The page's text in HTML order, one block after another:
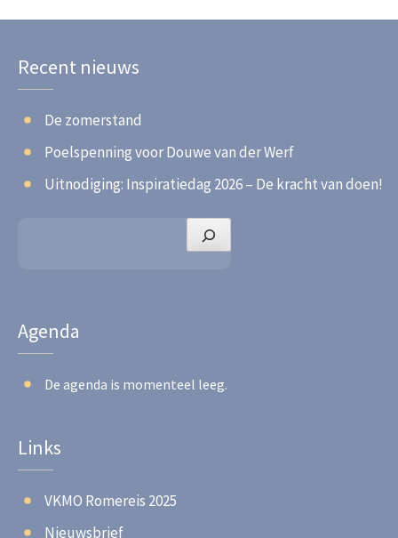
Recent nieuws
De zomerstand
Poelspenning voor Douwe van der Werf
Uitnodiging: Inspiratiedag 2026 – De kracht van doen!
Agenda
De agenda is momenteel leeg.
Links
VKMO Romereis 2025
Nieuwsbrief